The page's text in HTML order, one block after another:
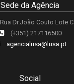
Sede da Agência
Rua Dr.João Couto Lote C
(+351) 217116500
agencialusa@lusa.pt
Social